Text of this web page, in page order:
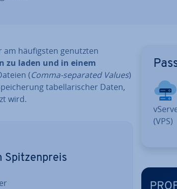
am häu­figs­ten genutzten
zu laden und in einem
(Comma-separated Values)
ta­bel­la­ri­scher Daten,
wird.
Spit­zen­preis
(VPS)